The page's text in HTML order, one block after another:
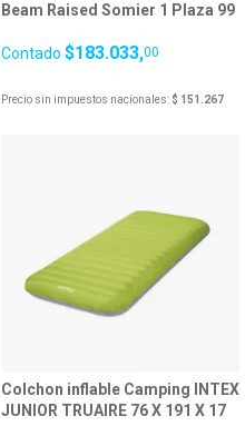
Beam Raised Somier 1 Plaza 99
Contado $183.033,00
Precio sin impuestos nacionales: $ 151.267
Colchon inflable Camping INTEX
JUNIOR TRUAIRE 76 X 191 X 17